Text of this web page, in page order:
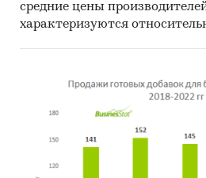
средние цены
характеризуются